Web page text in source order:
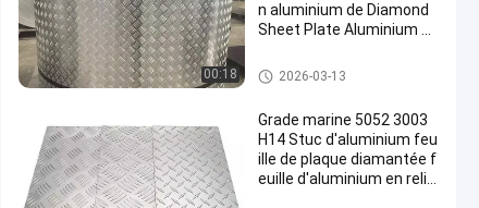
00:18
n aluminium de Diamond
Sheet Plate Aluminium C
Feuille en aluminium de relief
2026-03-13
Grade marine 5052 3003
H14 Stuc d'aluminium feu
ille de plaque diamantée f
euille d'aluminium en relie